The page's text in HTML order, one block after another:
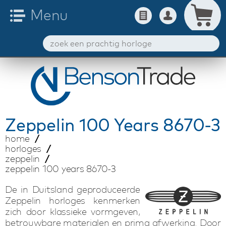
Zeppelin 100 Years 8670-3
home
horloges
zeppelin
zeppelin 100 years 8670-3
De in Duitsland geproduceerde
Zeppelin horloges kenmerken
zich door klassieke vormgeven,
betrouwbare materialen en prima afwerking. Door